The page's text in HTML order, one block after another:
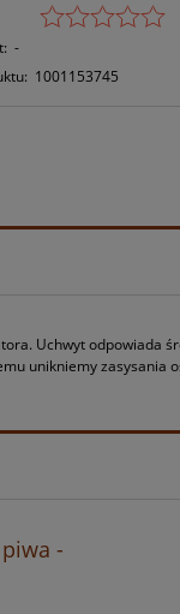
-
1001153745
Uchwyt odpowiada
unikniemy zasysania
-